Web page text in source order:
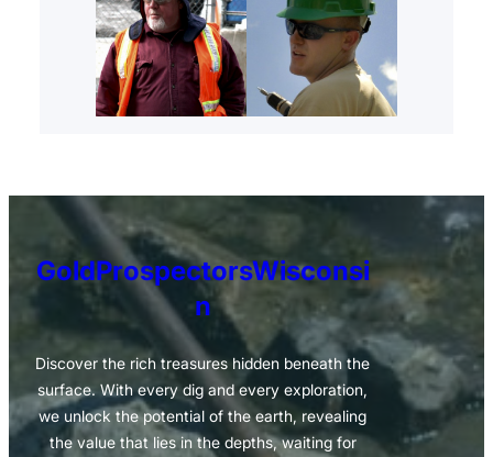
GoldProspectorsWisconsi
n
Discover the rich treasures hidden beneath the
surface. With every dig and every exploration,
we unlock the potential of the earth, revealing
the value that lies in the depths, waiting for